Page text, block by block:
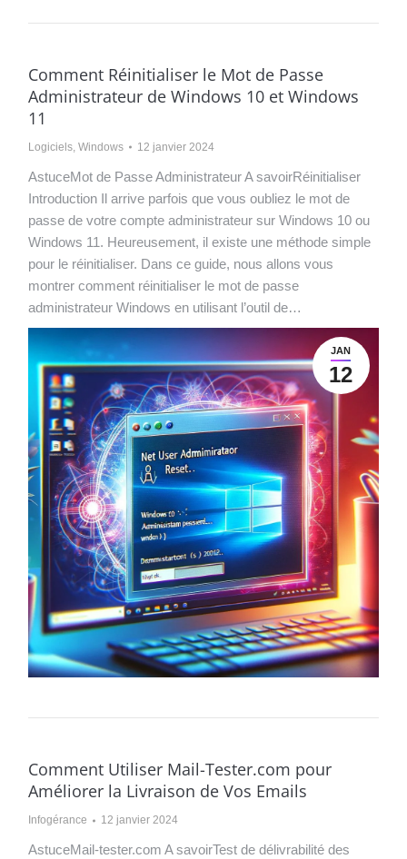
Comment Réinitialiser le Mot de Passe
Administrateur de Windows 10 et Windows
11
Logiciels ,Windows 12 janvier 2024
AstuceMot de Passe Administrateur A savoirRéinitialiser
Introduction Il arrive parfois que vous oubliez le mot de
passe de votre compte administrateur sur Windows 10 ou
Windows 11. Heureusement, il existe une méthode simple
pour le réinitialiser. Dans ce guide, nous allons vous
montrer comment réinitialiser le mot de passe
administrateur Windows en utilisant l’outil de…
JAN
12
Comment Utiliser Mail-Tester.com pour
Améliorer la Livraison de Vos Emails
Infogérance 12 janvier 2024
AstuceMail-tester.com A savoirTest de délivrabilité des